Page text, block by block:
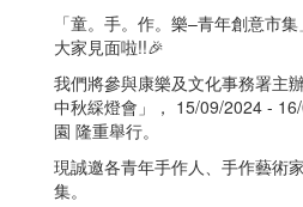
「童。手。作。樂–青年創意市
大家見面啦!!🎉
我們將參與康樂及文化事務署主
中秋綵燈會」， 15/09/2024 -
園 隆重舉行。
現誠邀各青年手作人、手作藝術
集。